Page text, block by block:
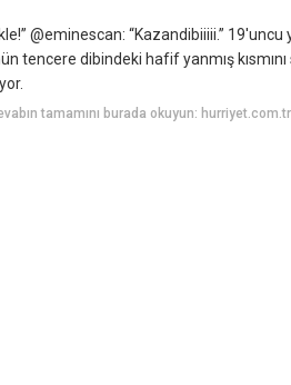
@eminescan: “Kazandibiiiii.”
tencere dibindeki hafif yanmış kısmını
tamamını burada okuyun: hurriyet.com.tr